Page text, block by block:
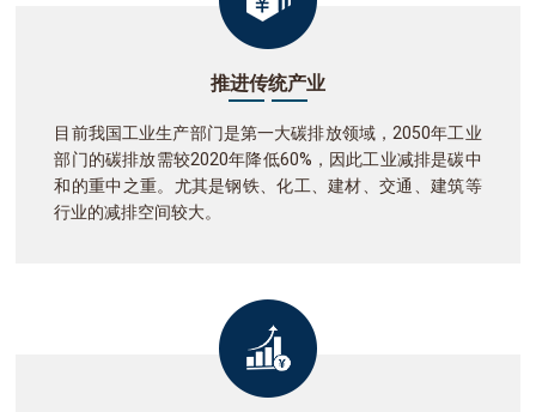
推进传统产业
目前我国工业生产部门是第一大碳排放领域，2050年工业
部门的碳排放需较2020年降低60%，因此工业减排是碳中
和的重中之重。尤其是钢铁、化工、建材、交通、建筑等
行业的减排空间较大。